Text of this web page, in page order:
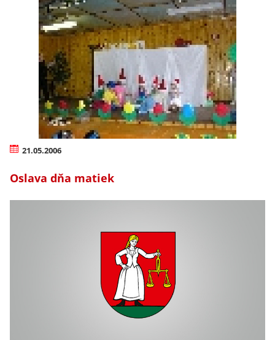
21.05.2006
Oslava dňa matiek